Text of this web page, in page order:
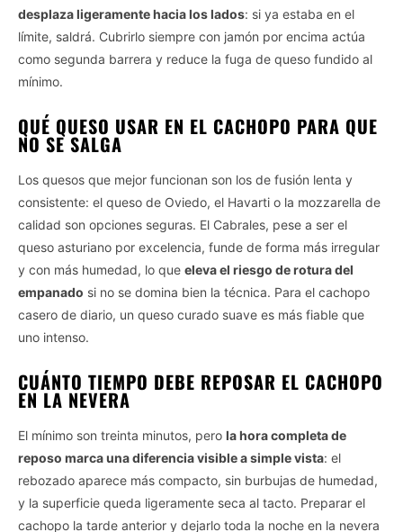
desplaza ligeramente hacia los lados: si ya estaba en el
límite, saldrá. Cubrirlo siempre con jamón por encima actúa
como segunda barrera y reduce la fuga de queso fundido al
mínimo.
QUÉ QUESO USAR EN EL CACHOPO PARA QUE
NO SE SALGA
Los quesos que mejor funcionan son los de fusión lenta y
consistente: el queso de Oviedo, el Havarti o la mozzarella de
calidad son opciones seguras. El Cabrales, pese a ser el
queso asturiano por excelencia, funde de forma más irregular
y con más humedad, lo que eleva el riesgo de rotura del
empanado si no se domina bien la técnica. Para el cachopo
casero de diario, un queso curado suave es más fiable que
uno intenso.
CUÁNTO TIEMPO DEBE REPOSAR EL CACHOPO
EN LA NEVERA
El mínimo son treinta minutos, pero la hora completa de
reposo marca una diferencia visible a simple vista: el
rebozado aparece más compacto, sin burbujas de humedad,
y la superficie queda ligeramente seca al tacto. Preparar el
cachopo la tarde anterior y dejarlo toda la noche en la nevera